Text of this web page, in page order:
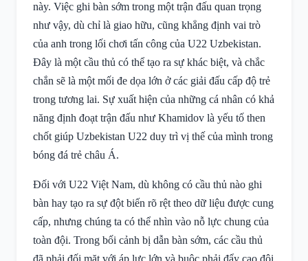
này. Việc ghi bàn sớm trong một trận đấu quan trọng
như vậy, dù chỉ là giao hữu, cũng khẳng định vai trò
của anh trong lối chơi tấn công của U22 Uzbekistan.
Đây là một cầu thủ có thể tạo ra sự khác biệt, và chắc
chắn sẽ là một mối đe dọa lớn ở các giải đấu cấp độ trẻ
trong tương lai. Sự xuất hiện của những cá nhân có khả
năng định đoạt trận đấu như Khamidov là yếu tố then
chốt giúp Uzbekistan U22 duy trì vị thế của mình trong
bóng đá trẻ châu Á.
Đối với U22 Việt Nam, dù không có cầu thủ nào ghi
bàn hay tạo ra sự đột biến rõ rệt theo dữ liệu được cung
cấp, nhưng chúng ta có thể nhìn vào nỗ lực chung của
toàn đội. Trong bối cảnh bị dẫn bàn sớm, các cầu thủ
đã phải đối mặt với áp lực lớn và buộc phải đẩy cao đội